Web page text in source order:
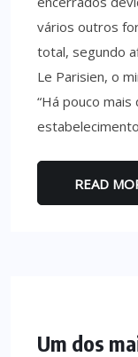
vários outros
total, segundo
Le Parisien, o
“Há pouco
READ
Um dos